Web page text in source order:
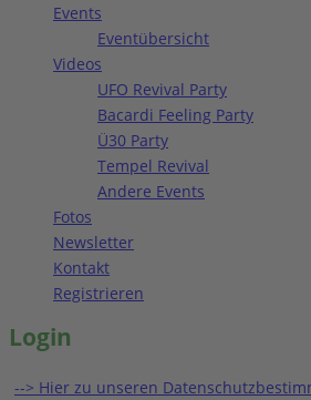
Events
Eventübersicht
Videos
UFO Revival Party
Bacardi Feeling Party
Ü30 Party
Tempel Revival
Andere Events
Fotos
Newsletter
Kontakt
Registrieren
Login
--> Hier zu unseren